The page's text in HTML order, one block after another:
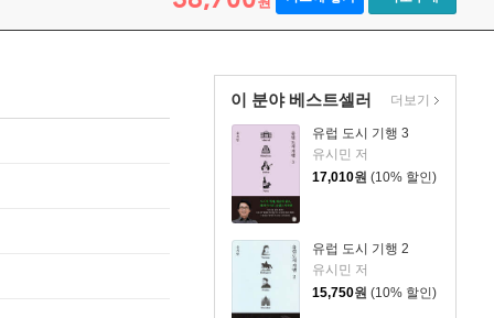
이 분야 베스트셀러
유럽 도시 기행 3
유시민 저
17,010원 (10% 할인)
유럽 도시 기행 2
유시민 저
15,750원 (10% 할인)
더보기